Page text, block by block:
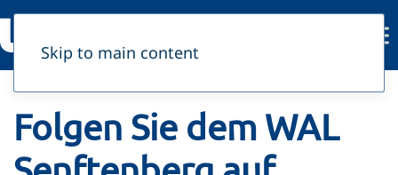
Skip to main content
Folgen Sie dem WAL